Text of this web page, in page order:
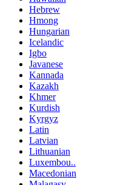
Hebrew
Hmong
Hungarian
Icelandic
Igbo
Javanese
Kannada
Kazakh
Khmer
Kurdish
Kyrgyz
Latin
Latvian
Lithuanian
Luxembou..
Macedonian